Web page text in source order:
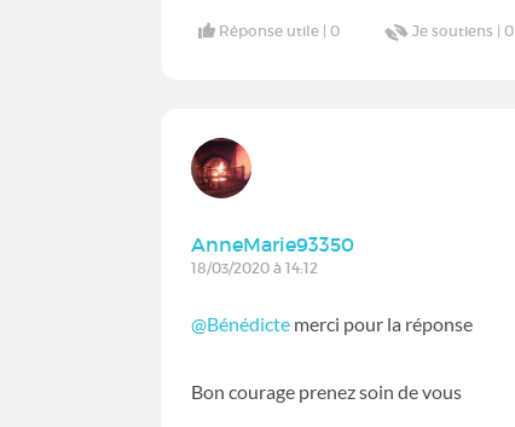
Réponse utile |0 Je soutiens |0
AnneMarie93350
18/03/2020 à 14:12
@Bénédicte merci pour la réponse
Bon courage prenez soin de vous